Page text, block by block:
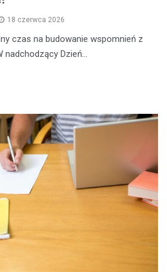
18 czerwca 2026
czas na budowanie wspomnień z
nadchodzący Dzień…